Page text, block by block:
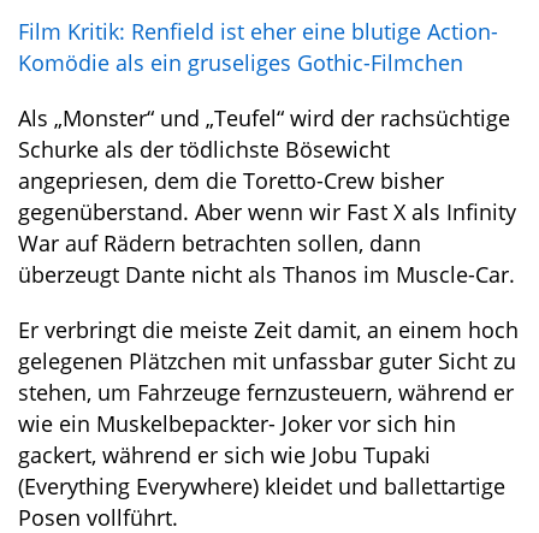
Film Kritik: Renfield ist eher eine blutige Action-
Komödie als ein gruseliges Gothic-Filmchen
Als „Monster“ und „Teufel“ wird der rachsüchtige
Schurke als der tödlichste Bösewicht
angepriesen, dem die Toretto-Crew bisher
gegenüberstand. Aber wenn wir Fast X als Infinity
War auf Rädern betrachten sollen, dann
überzeugt Dante nicht als Thanos im Muscle-Car.
Er verbringt die meiste Zeit damit, an einem hoch
gelegenen Plätzchen mit unfassbar guter Sicht zu
stehen, um Fahrzeuge fernzusteuern, während er
wie ein Muskelbepackter- Joker vor sich hin
gackert, während er sich wie Jobu Tupaki
(Everything Everywhere) kleidet und ballettartige
Posen vollführt.